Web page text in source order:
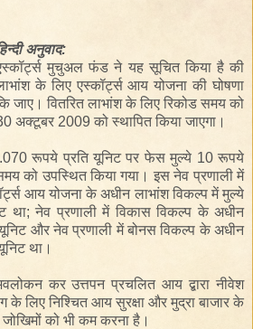
अनुवाद:
मुचुअल फंड ने यह सूचित किया है की
के लिए एस्कॉर्ट्स आय योजना की घोषणा
जाए।वितरितलाभांश के लिए रिकोड समय को
अक्टूबर 2009 को स्थापित किया जाएगा।
रूपये प्रति यूनिट पर फेस मुल्ये 10 रूपये
को उपस्थित किया गया। इस नेव प्रणाली में
आय योजना के अधीन लाभांश विकल्प में मुल्ये
था; नेव प्रणाली में विकास विकल्प के अधीन
और नेव प्रणाली में बोनस विकल्प के अधीन
था।
कर उत्तपन प्रचलित आय द्बारा नीवेश
के लिए निश्चित आय सुरक्षा और मुद्रा बाजार के
को भीकम करना है।